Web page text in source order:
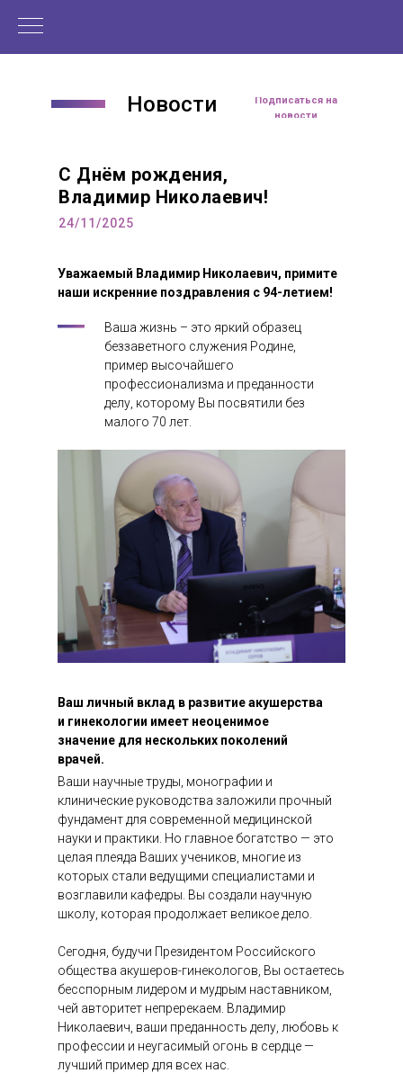
Новости
Подписаться на
новости
С Днём рождения,
Владимир Николаевич!
24/11/2025
Уважаемый Владимир Николаевич, примите
наши искренние поздравления с 94-летием!
Ваш личный вклад в развитие акушерства
и гинекологии имеет неоценимое
значение для нескольких поколений
врачей.
Ваши научные труды, монографии и
клинические руководства заложили прочный
фундамент для современной медицинской
науки и практики. Но главное богатство — это
целая плеяда Ваших учеников, многие из
которых стали ведущими специалистами и
возглавили кафедры. Вы создали научную
школу, которая продолжает великое дело.
Сегодня, будучи Президентом Российского
общества акушеров-гинекологов, Вы остаетесь
бесспорным лидером и мудрым наставником,
чей авторитет непререкаем. Владимир
Николаевич, ваши преданность делу, любовь к
профессии и неугасимый огонь в сердце —
лучший пример для всех нас.
Ваша жизнь – это яркий образец
беззаветного служения Родине,
пример высочайшего
профессионализма и преданности
делу, которому Вы посвятили без
малого 70 лет.